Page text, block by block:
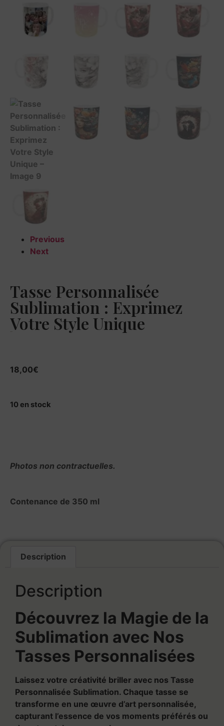
Previous
Next
Tasse Personnalisée
Sublimation : Exprimez
Votre Style Unique
18,00€
10 en stock
Photos non contractuelles.
Contenance de 350 ml
Description
Description
Découvrez la Magie de la
Sublimation avec Nos
Tasses Personnalisées
Laissez votre créativité briller avec nos Tasse
Personnalisée Sublimation. Chaque tasse se
transforme en une œuvre d’art personnalisée,
capturant l’essence de vos moments préférés ou